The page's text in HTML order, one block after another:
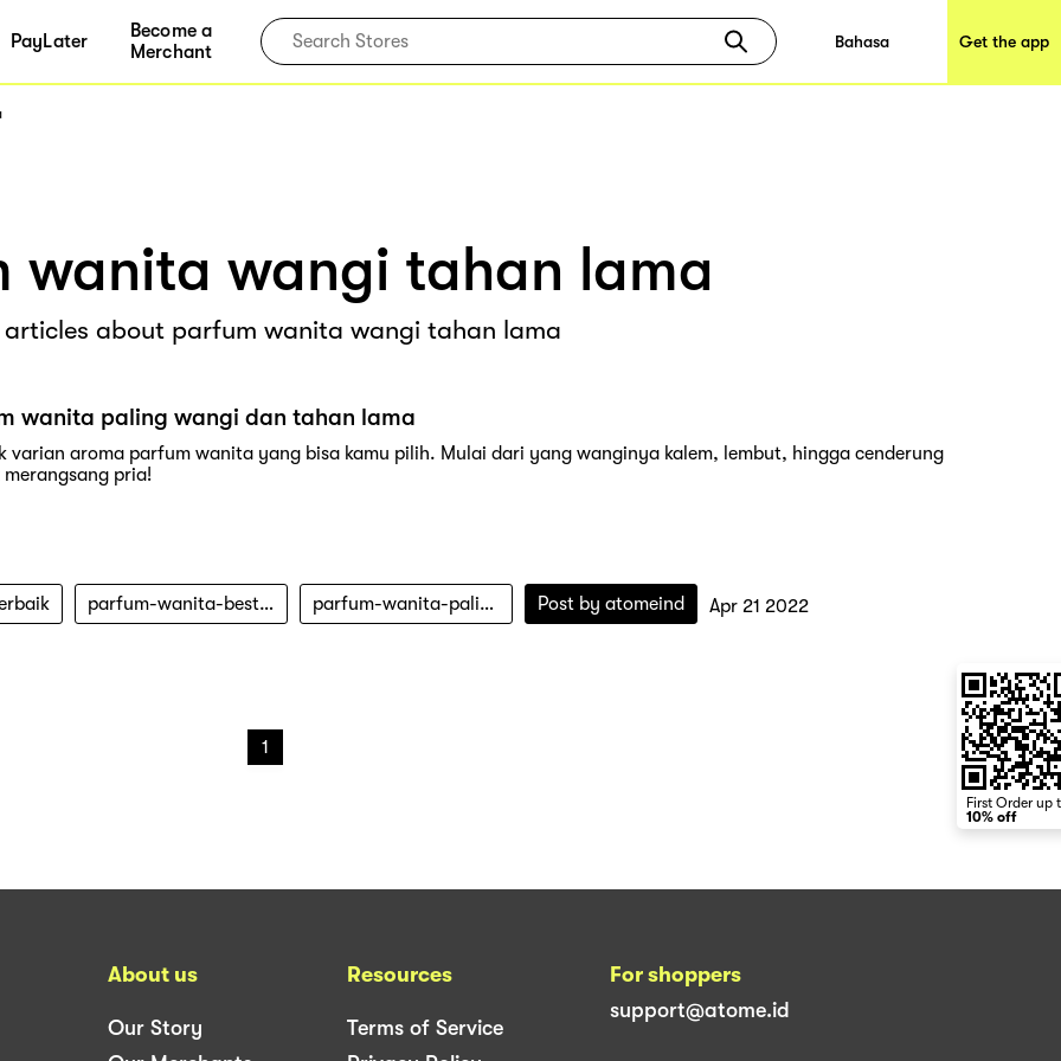
PayLater
Become a
Merchant
Bahasa Get the app
wanita wangi tahan lama
articles about parfum wanita wangi tahan lama
wanita paling wangi dan tahan lama
varian aroma parfum wanita yang bisa kamu pilih. Mulai dari yang wanginya kalem, lembut, hingga cenderung
merangsang pria!
parfum-wanita-best-seller parfum-wanita-paling-wangi Post by atomeind Apr 21 2022
1
First Order up
10% off
About us
Our Story
Resources
Terms of Service
For shoppers
support@atome.id